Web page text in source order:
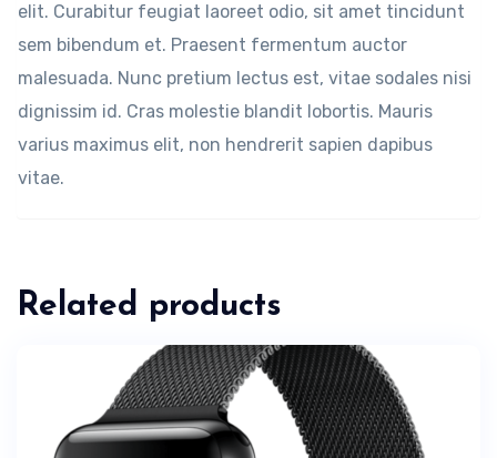
elit. Curabitur feugiat laoreet odio, sit amet tincidunt
sem bibendum et. Praesent fermentum auctor
malesuada. Nunc pretium lectus est, vitae sodales nisi
dignissim id. Cras molestie blandit lobortis. Mauris
varius maximus elit, non hendrerit sapien dapibus
vitae.
Related products